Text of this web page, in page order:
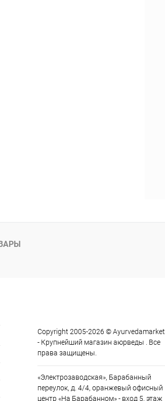
Copyright 2005-2026 © Ayurvedamarket
- Крупнейший магазин аюрведы . Все
права защищены.
«Электрозаводская», Барабанный
переулок, д. 4/4, оранжевый офисный
центр «На Барабанном» - вход 5, этаж